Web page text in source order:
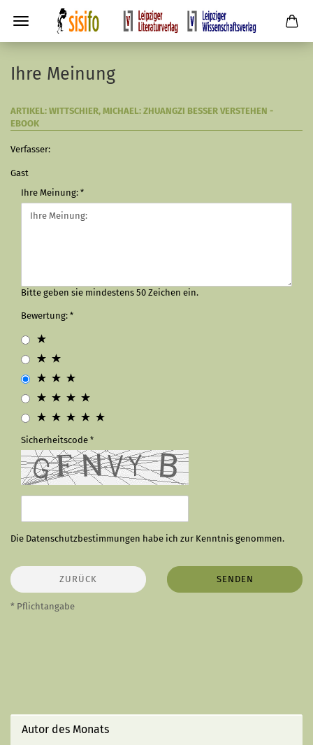
Ihre Meinung
ARTIKEL: WITTSCHIER, MICHAEL: ZHUANGZI BESSER VERSTEHEN -
EBOOK
Verfasser:
Gast
Ihre Meinung:
Bitte geben sie mindestens 50 Zeichen ein.
Bewertung:
Sicherheitscode
Die Datenschutzbestimmungen habe ich zur Kenntnis genommen.
ZURÜCK SENDEN
* Pflichtangabe
Autor des Monats